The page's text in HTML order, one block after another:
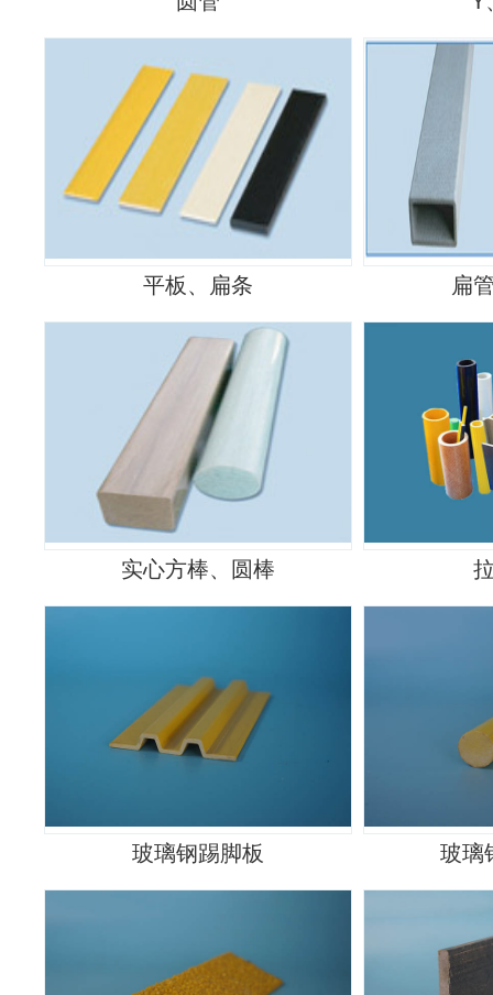
平板、扁条 扁
实心方棒、圆棒
玻璃钢踢脚板 玻璃